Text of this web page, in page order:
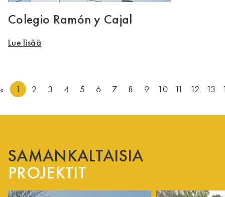
Colegio Ramón y Cajal
Lue lisää
« 1 2 3 4 5 6 7 8 9 10 11 12 13
SAMANKALTAISIA
PROJEKTIT